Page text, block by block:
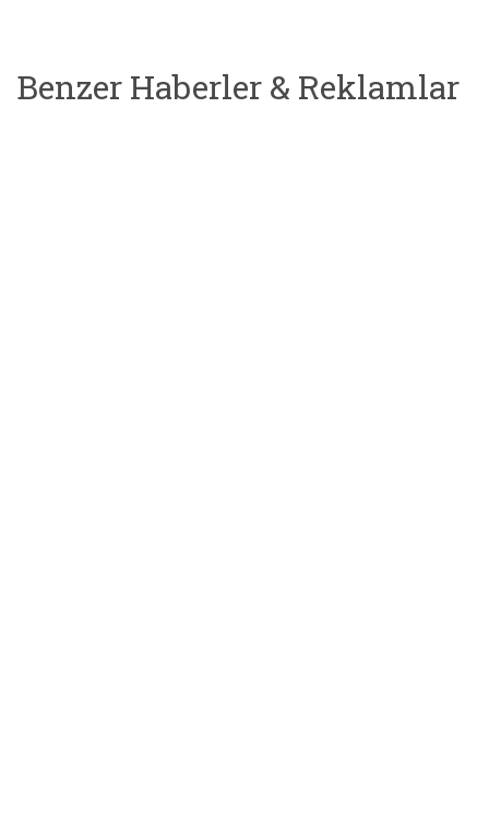
Benzer Haberler & Reklamlar